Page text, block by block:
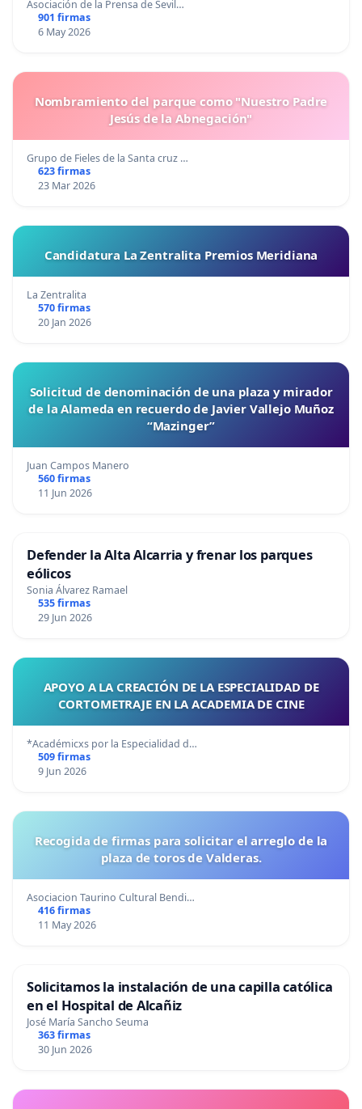
Asociación de la Prensa de Sevil…
901 firmas
6 May 2026
Nombramiento del parque como "Nuestro Padre
Jesús de la Abnegación"
Grupo de Fieles de la Santa cruz …
623 firmas
23 Mar 2026
Candidatura La Zentralita Premios Meridiana
La Zentralita
570 firmas
20 Jan 2026
Solicitud de denominación de una plaza y mirador
de la Alameda en recuerdo de Javier Vallejo Muñoz
“Mazinger”
Juan Campos Manero
560 firmas
11 Jun 2026
Defender la Alta Alcarria y frenar los parques
eólicos
Sonia Álvarez Ramael
535 firmas
29 Jun 2026
APOYO A LA CREACIÓN DE LA ESPECIALIDAD DE
CORTOMETRAJE EN LA ACADEMIA DE CINE
*Académicxs por la Especialidad d…
509 firmas
9 Jun 2026
Recogida de firmas para solicitar el arreglo de la
plaza de toros de Valderas.
Asociacion Taurino Cultural Bendi…
416 firmas
11 May 2026
Solicitamos la instalación de una capilla católica
en el Hospital de Alcañiz
José María Sancho Seuma
363 firmas
30 Jun 2026